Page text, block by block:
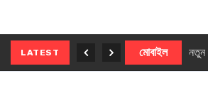
LATEST মোবাইল